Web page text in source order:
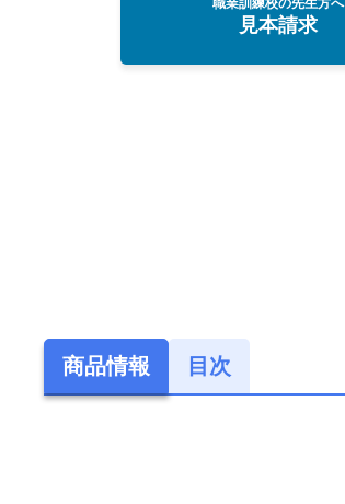
職業訓練校の先生方へ
見本請求
商品情報 目次